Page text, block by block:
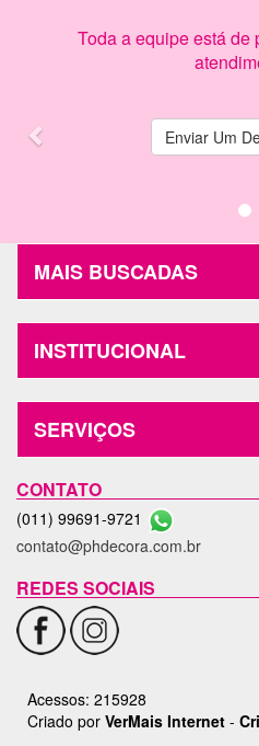
Toda a equipe está de
Enviar Um
MAIS BUSCADAS
INSTITUCIONAL
SERVIÇOS
CONTATO
(011) 99691-9721
contato@phdecora.com.br
REDES SOCIAIS
Acessos: 215928
Criado por VerMais Internet -